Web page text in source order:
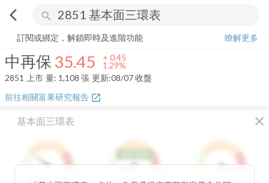
arrow_back_ios search
中再保 35.45 + 1.29%
訂閱或綁定，解鎖即時及進階功能
瞭解更多
中再保 35.45 + 0.45
1.29%
2851
上市 量: 1,108 張 更新:08/07 收盤
前往相關富果研究報告 open_in_new
基本面三環表 close
價值環3分 股利環 1 分 營收環9